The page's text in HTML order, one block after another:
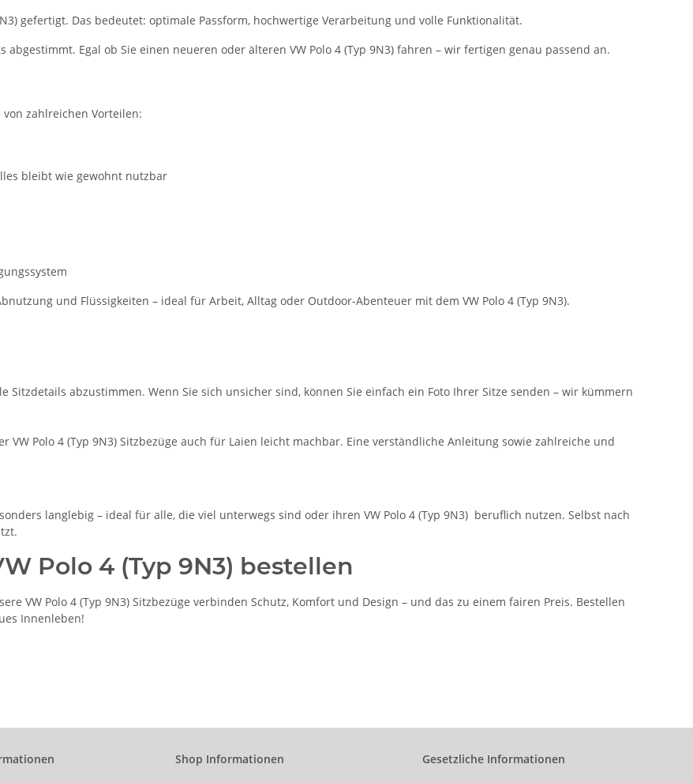
gefertigt. Das bedeutet: optimale Passform, hochwertige Verarbeitung und volle Funktionalität.
Egal ob Sie einen neueren oder älteren VW Polo 4 (Typ 9N3) fahren – wir fertigen genau passend an.
zahlreichen Vorteilen:
bleibt wie gewohnt nutzbar
und Flüssigkeiten – ideal für Arbeit, Alltag oder Outdoor-Abenteuer mit dem VW Polo 4 (Typ 9N3).
Sitzdetails abzustimmen. Wenn Sie sich unsicher sind, können Sie einfach ein Foto Ihrer Sitze senden – wir kümmern
Polo 4 (Typ 9N3) Sitzbezüge auch für Laien leicht machbar. Eine verständliche Anleitung sowie zahlreiche und
langlebig – ideal für alle, die viel unterwegs sind oder ihren VW Polo 4 (Typ 9N3) beruflich nutzen. Selbst nach
Polo 4 (Typ 9N3) bestellen
VW Polo 4 (Typ 9N3) Sitzbezüge verbinden Schutz, Komfort und Design – und das zu einem fairen Preis. Bestellen
Innenleben!
Shop Informationen Gesetzliche Informationen